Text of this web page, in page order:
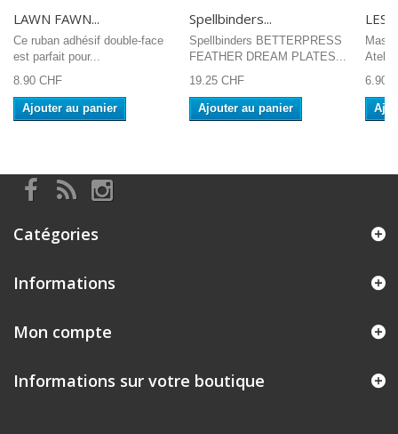
LAWN FAWN...
Ce ruban adhésif double-face
est parfait pour...
8.90 CHF
Ajouter au panier
Spellbinders...
Spellbinders BETTERPRESS
FEATHER DREAM PLATES...
19.25 CHF
Ajouter au panier
LES
Mask
6.90
Catégories
Informations
Mon compte
Informations sur votre boutique